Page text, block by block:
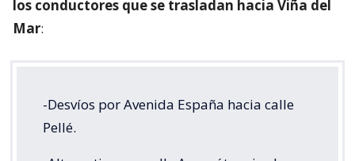
los conductores que se trasladan hacia Viña del
Mar:
-Desvíos por Avenida España hacia calle
Pellé.